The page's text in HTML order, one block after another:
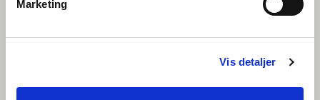
Marketing
Vis detaljer
Uklassificeret (1)
Uklassificerede cookies er cookies, som vi er i færd med at